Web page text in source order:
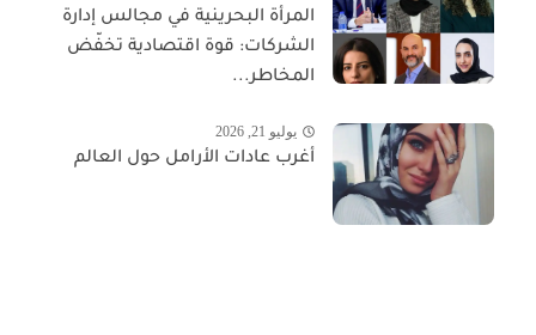
المرأة البحرينية في مجالس إدارة
الشركات: قوة اقتصادية تخفّض
المخاطر...
يوليو 21, 2026
أغرب عادات الأرامل حول العالم